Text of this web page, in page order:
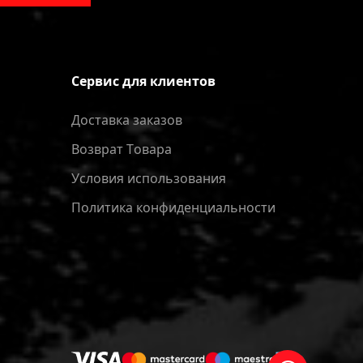
Сервис для клиентов
Доставка заказов
Bозврат Tовара
Условия использования
Политика конфиденциальности